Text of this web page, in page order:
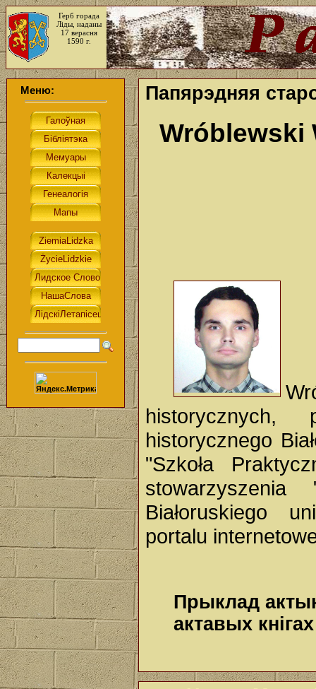
Герб горада
Ліды, наданы
17 верасня
1590 г.
Меню: Папярэдняя
historycznych,
historycznego
"Szkoła
stowarzyszenia
Białoruskiego
portalu
Прыклад
актавых